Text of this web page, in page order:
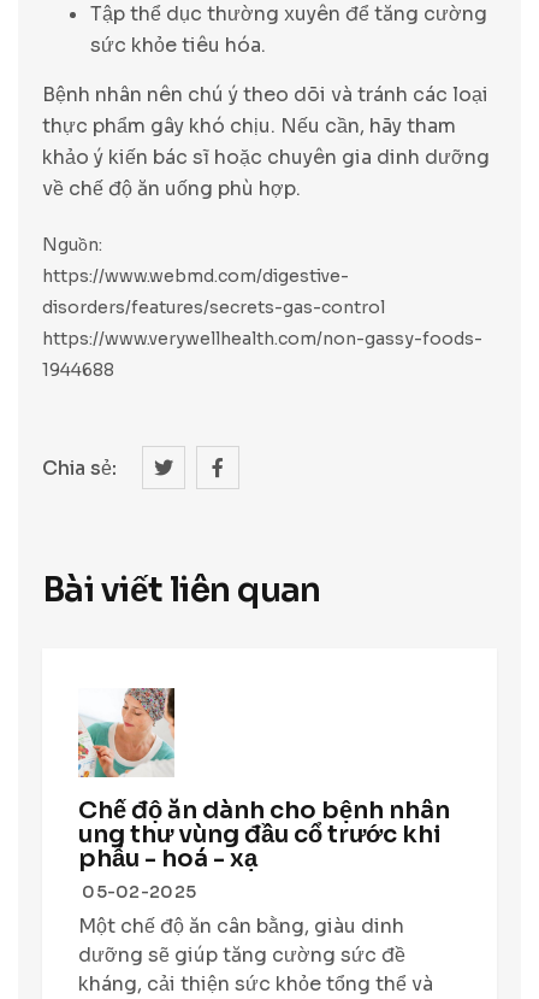
Tập thể dục thường xuyên để tăng cường
sức khỏe tiêu hóa.
Bệnh nhân nên chú ý theo dõi và tránh các loại
thực phẩm gây khó chịu. Nếu cần, hãy tham
khảo ý kiến bác sĩ hoặc chuyên gia dinh dưỡng
về chế độ ăn uống phù hợp.
Nguồn:
https://www.webmd.com/digestive-
disorders/features/secrets-gas-control
https://www.verywellhealth.com/non-gassy-foods-
1944688
Chia sẻ:
Bài viết liên quan
Chế độ ăn dành cho bệnh nhân
ung thư vùng đầu cổ trước khi
phẫu - hoá - xạ
05-02-2025
Một chế độ ăn cân bằng, giàu dinh
dưỡng sẽ giúp tăng cường sức đề
kháng, cải thiện sức khỏe tổng thể và